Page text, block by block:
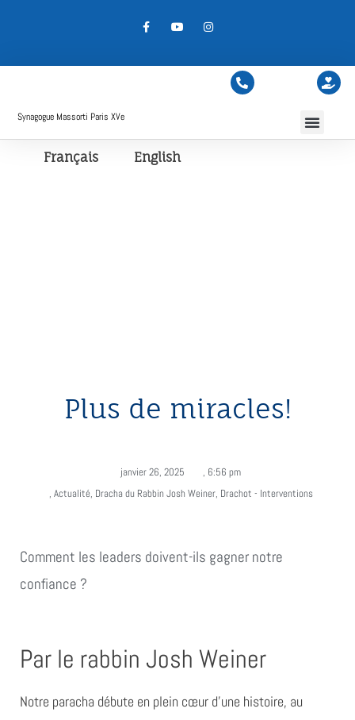
Synagogue Massorti Paris XVe
Français English
Plus de miracles!
janvier 26, 2025 , 6:56 pm
, Actualité, Dracha du Rabbin Josh Weiner, Drachot - Interventions
Comment les leaders doivent-ils gagner notre
confiance ?
Par le rabbin Josh Weiner
Notre paracha débute en plein cœur d’une histoire, au